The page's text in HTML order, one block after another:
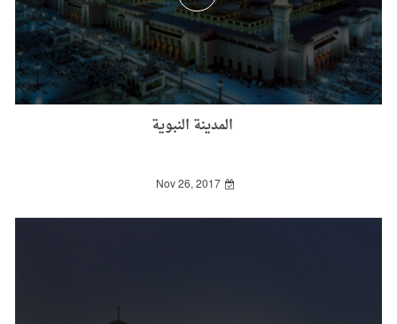
المدينة النبوية
Nov 26, 2017